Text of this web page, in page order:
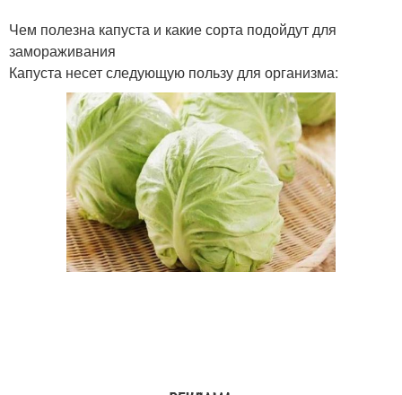
Чем полезна капуста и какие сорта подойдут для
замораживания
Капуста несет следующую пользу для организма: